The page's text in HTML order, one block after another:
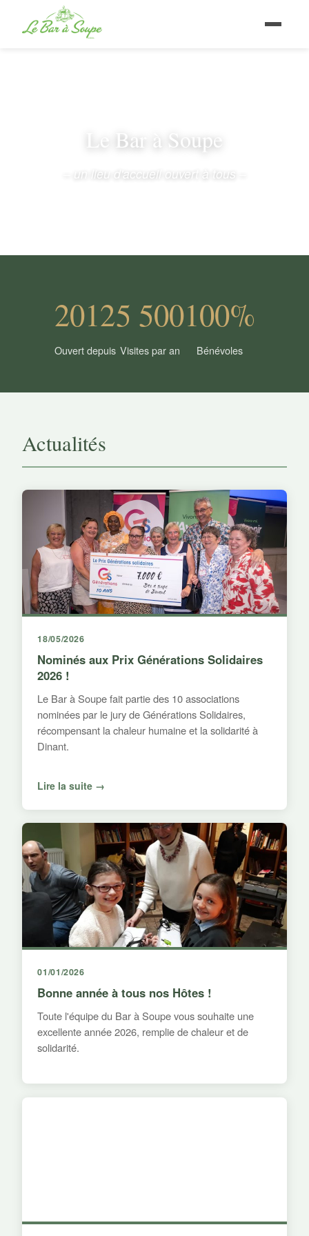
Le Bar à Soupe
– un lieu d'accueil ouvert à tous –
2012
Ouvert depuis
5 500
Visites par an
100%
Bénévoles
Actualités
18/05/2026
Nominés aux Prix Générations Solidaires
2026 !
Le Bar à Soupe fait partie des 10 associations
nominées par le jury de Générations Solidaires,
récompensant la chaleur humaine et la solidarité à
Dinant.
Lire la suite →
01/01/2026
Bonne année à tous nos Hôtes !
Toute l'équipe du Bar à Soupe vous souhaite une
excellente année 2026, remplie de chaleur et de
solidarité.